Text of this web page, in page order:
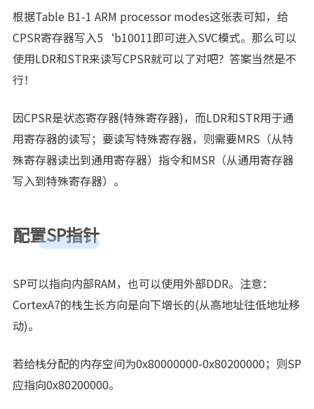
根据Table B1-1 ARM processor modes这张表可知，给
CPSR寄存器写入5‘b10011即可进入SVC模式。那么可以
使用LDR和STR来读写CPSR就可以了对吧？答案当然是不
行！
因CPSR是状态寄存器(特殊寄存器)，而LDR和STR用于通
用寄存器的读写；要读写特殊寄存器，则需要MRS（从特
殊寄存器读出到通用寄存器）指令和MSR（从通用寄存器
写入到特殊寄存器）。
配置SP指针
SP可以指向内部RAM，也可以使用外部DDR。注意：
CortexA7的栈生长方向是向下增长的(从高地址往低地址移
动)。
若给栈分配的内存空间为0x80000000-0x80200000；则SP
应指向0x80200000。